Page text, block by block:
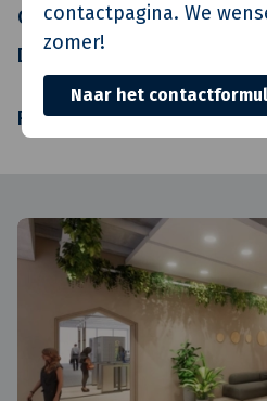
contactpagina. We
zomer!
Naar het
Constructeur
Bolwerk
Directievoerder
Realisatie
Reuvers